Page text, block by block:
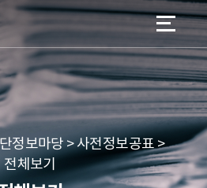
문 바로가기
뉴 바로가기
정보마당 > 사전정보공표 >
전체보기